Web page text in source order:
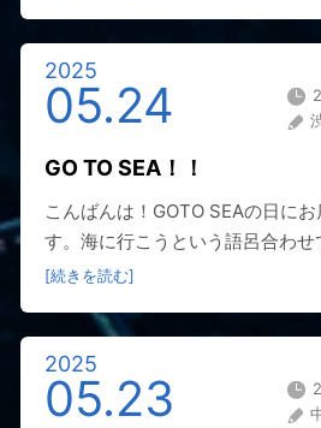
2025
05.24
GO TO SEA！！
こんばんは！GOTO SEAの日に
す。海に行こうという語呂合わ
[続きを読む]
2025
05.23